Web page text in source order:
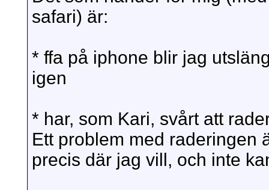
safari) är:
* ffa på iphone blir jag
igen
* har, som Kari, svårt att
Ett problem med raderingen
precis där jag vill, och inte